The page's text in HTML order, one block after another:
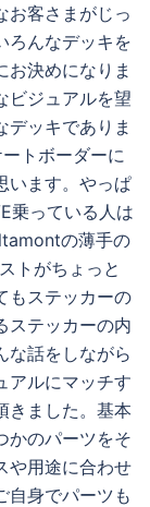
お客さまがじっ
ろんなデッキを
お決めになりま
ビジュアルを望
デッキでありま
トボーダーに
います。やっぱ
乗っている人は
の薄手の
トがちょっと
もステッカーの
ステッカーの内
な話をしながら
アルにマッチす
きました。基本
かのパーツをそ
や用途に合わせ
自身でパーツも